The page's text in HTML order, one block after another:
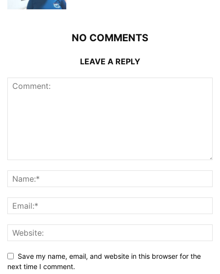
NO COMMENTS
LEAVE A REPLY
Save my name, email, and website in this browser for the
next time I comment.